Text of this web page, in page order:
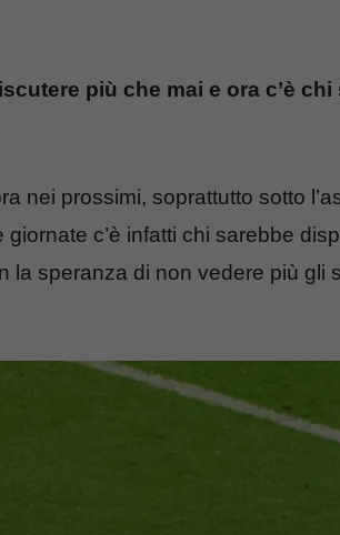
più che mai e ora c’è chi
nei prossimi, soprattutto sotto
c’è infatti chi sarebbe
la speranza di non vedere più gli